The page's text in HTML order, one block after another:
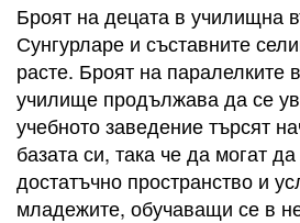
Броят на децата в училищна
Сунгурларе и съставните
расте. Броят на паралелките
училище продължава да се
учебното заведение търсят
базата си, така че да могат да
достатъчно пространство и
младежите, обучаващи се в